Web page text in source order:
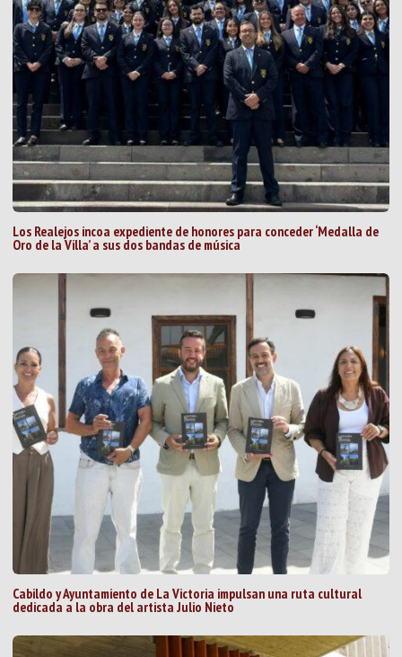
Los Realejos incoa expediente de honores para conceder ‘Medalla de
Oro de la Villa’ a sus dos bandas de música
Cabildo y Ayuntamiento de La Victoria impulsan una ruta cultural
dedicada a la obra del artista Julio Nieto